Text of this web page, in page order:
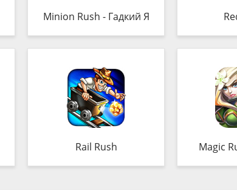
Minion Rush - Гадкий Я
Rail Rush Magic